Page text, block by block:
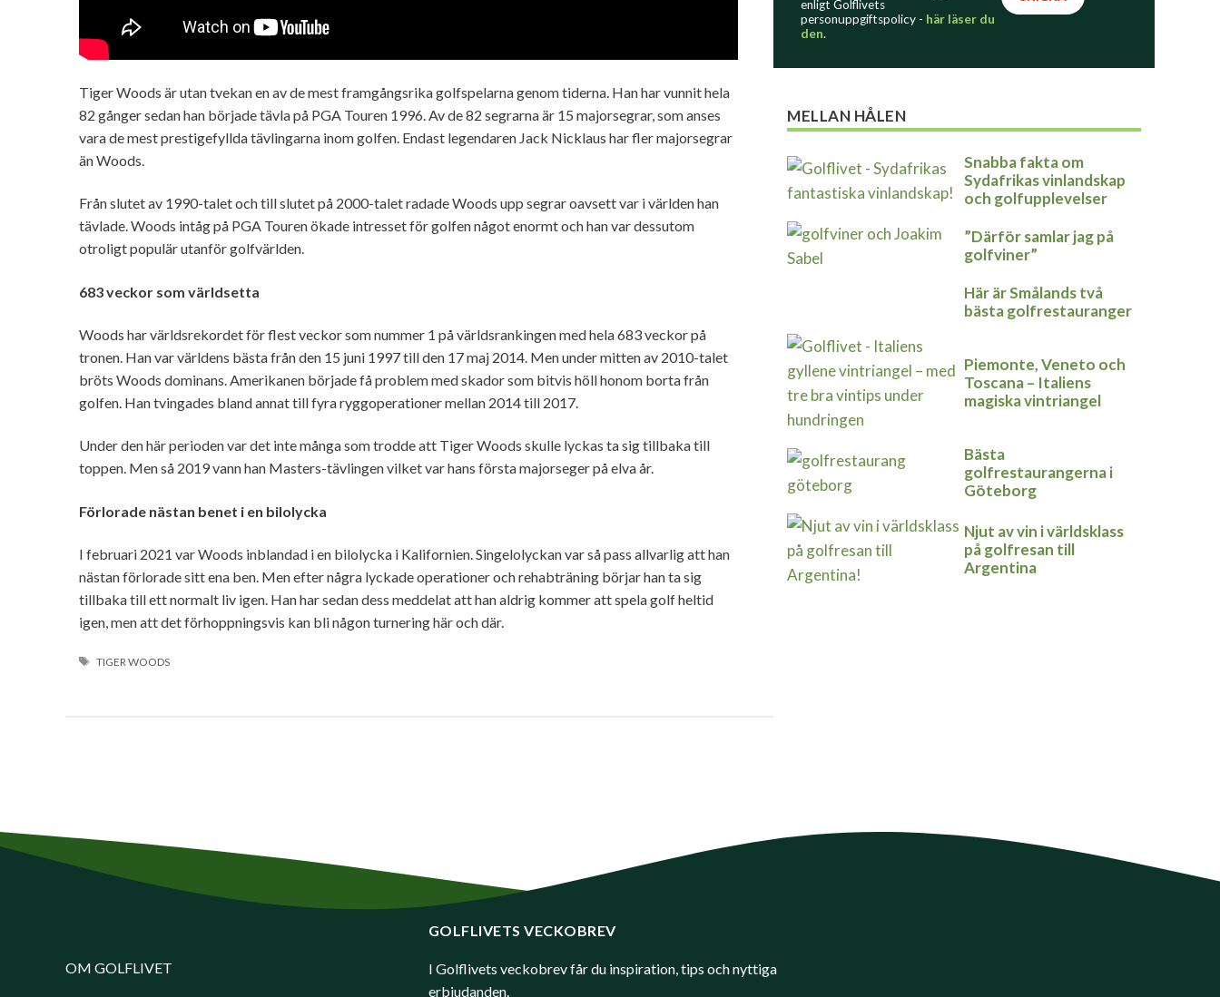
Tiger Woods är utan tvekan en av de mest framgångsrika golfspelarna genom tiderna. Han har vunnit hela
82 gånger sedan han började tävla på PGA Touren 1996. Av de 82 segrarna är 15 majorsegrar, som anses
vara de mest prestigefyllda tävlingarna inom golfen. Endast legendaren Jack Nicklaus har fler majorsegrar
än Woods.
Från slutet av 1990-talet och till slutet på 2000-talet radade Woods upp segrar oavsett var i världen han
tävlade. Woods intåg på PGA Touren ökade intresset för golfen något enormt och han var dessutom
otroligt populär utanför golfvärlden.
683 veckor som världsetta
Woods har världsrekordet för flest veckor som nummer 1 på världsrankingen med hela 683 veckor på
tronen. Han var världens bästa från den 15 juni 1997 till den 17 maj 2014. Men under mitten av 2010-talet
bröts Woods dominans. Amerikanen började få problem med skador som bitvis höll honom borta från
golfen. Han tvingades bland annat till fyra ryggoperationer mellan 2014 till 2017.
Under den här perioden var det inte många som trodde att Tiger Woods skulle lyckas ta sig tillbaka till
toppen. Men så 2019 vann han Masters-tävlingen vilket var hans första majorseger på elva år.
Förlorade nästan benet i en bilolycka
I februari 2021 var Woods inblandad i en bilolycka i Kalifornien. Singelolyckan var så pass allvarlig att han
nästan förlorade sitt ena ben. Men efter några lyckade operationer och rehabträning börjar han ta sig
tillbaka till ett normalt liv igen. Han har sedan dess meddelat att han aldrig kommer att spela golf heltid
igen, men att det förhoppningsvis kan bli någon turnering här och där.
ETIKETTER
TIGER WOODS
enligt Golflivets
personuppgiftspolicy - här läser du
den.
MELLAN HÅLEN
Snabba fakta om
Sydafrikas vinlandskap
och golfupplevelser
”Därför samlar jag på
golfviner”
Här är Smålands två
bästa golfrestauranger
Piemonte, Veneto och
Toscana – Italiens
magiska vintriangel
Bästa
golfrestaurangerna i
Göteborg
Njut av vin i världsklass
på golfresan till
Argentina
OM GOLFLIVET
GOLFLIVETS VECKOBREV
I Golflivets veckobrev får du inspiration, tips och nyttiga
erbjudanden.